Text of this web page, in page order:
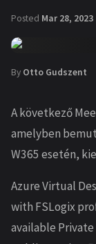
Posted Mar 28, 2023
By Otto Gudszent
A következő
amelyben
W365 esetén,
Azure Virtual
with FSLogix
available